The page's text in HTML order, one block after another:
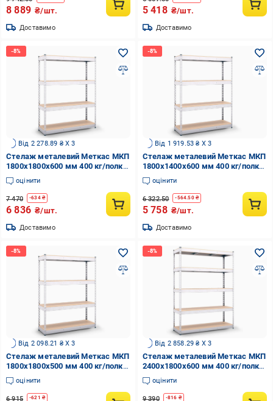
8 889 ₴/шт.
Доставимо
5 418 ₴/шт.
Доставимо
Від 2 278.89 ₴ X 3
Стелаж металевий Меткас МКП
1800x1800x600 мм 400 кг/полку
(МКП1-15)
оцінити
7 470 -634₴
6 836 ₴/шт.
Доставимо
Від 1 919.53 ₴ X 3
Стелаж металевий Меткас МКП
1800x1400x600 мм 400 кг/полку
(МКП1-11)
оцінити
6 322.50 -564.50₴
5 758 ₴/шт.
Доставимо
Від 2 098.21 ₴ X 3
Стелаж металевий Меткас МКП
1800x1800x500 мм 400 кг/полку
(МКП1-14)
оцінити
6 915 -621 ₴
Від 2 858.29 ₴ X 3
Стелаж металевий Меткас МКП
2400x1800x600 мм 400 кг/полку
(МКП1-31)
оцінити
9 390 -816 ₴